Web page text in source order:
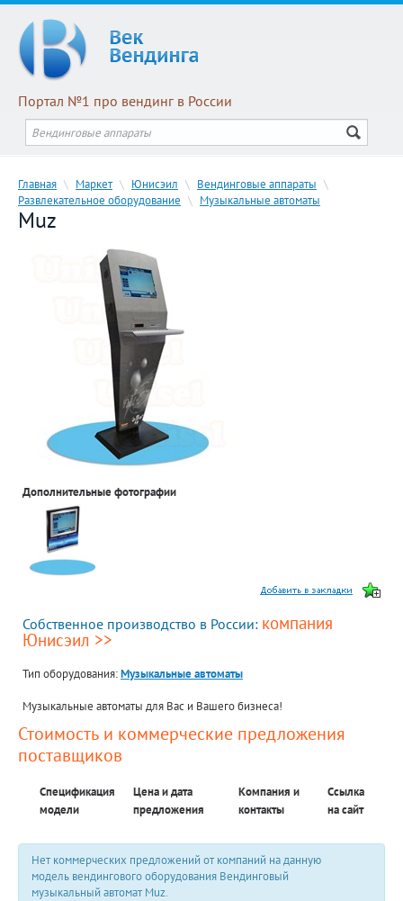
Портал №1 про вендинг в России
Главная \ Маркет \ Юнисэил \ Вендинговые аппараты \
Развлекательное оборудование \ Музыкальные автоматы
Muz
Дополнительные фотографии
Собственное производство в России: компания
Юнисэил >>
Тип оборудования:Музыкальные автоматы
Музыкальные автоматы для Вас и Вашего бизнеса!
Стоимость и коммерческие предложения
поставщиков
Спецификация
модели
Цена и дата
предложения
Компания и
контакты
Ссылка
на сайт
Нет коммерческих предложений от компаний на данную
модель вендингового оборудования Вендинговый
музыкальный автомат Muz.